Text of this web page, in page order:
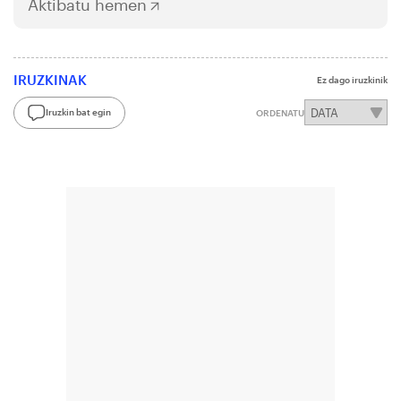
Aktibatu hemen
IRUZKINAK Ez dago iruzkinik
Iruzkin bat egin ORDENATU